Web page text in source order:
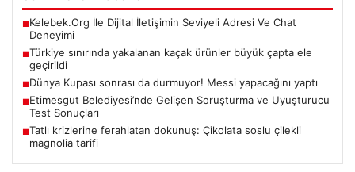
■Kelebek.Org İle Dijital İletişimin Seviyeli Adresi Ve Chat
Deneyimi
■Türkiye sınırında yakalanan kaçak ürünler büyük çapta ele
geçirildi
■Dünya Kupası sonrası da durmuyor! Messi yapacağını yaptı
■Etimesgut Belediyesi’nde Gelişen Soruşturma ve Uyuşturucu
Test Sonuçları
■Tatlı krizlerine ferahlatan dokunuş: Çikolata soslu çilekli
magnolia tarifi